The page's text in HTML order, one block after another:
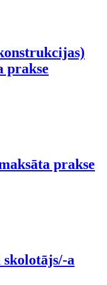
prakse
prakse
a